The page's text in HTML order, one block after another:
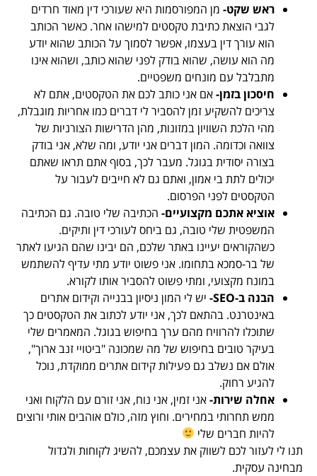
ראש שקט- מן המפורסמות היא שעורכי דין מאוד חרדים
לגבי הוצאת כתיבת טקסטים למישהו אחר. כאשר הכותב
הוא עורך דין בעצמו, אפשר לסמוך על הכותב שהוא יודע
מה הוא עושה, שהוא בודק לפני שהוא כותב, ושהוא אינו
מתבלבל עם מונחים משפטיים.
חיסכון בזמן-אם אני כותב לכם את הטקסטים, אתם לא
צריכים להשקיע זמן להסביר לי דברים כמו אחריות מוגבלת,
מהי הלכת השוויון במזונות, מהן הדרישות הצורניות של
צוואה וכדומה. המון דברים אני יודע, ומה שלא, אני בודק
בצורה יסודית בגוגל. מעבר לכך, בסוף אתם תראו שאתם
יכולים לתת בי אמון, ואתם גם לא חייבים לעבור על
הטקסטים לפני הפרסום.
אוציא אתכם מקצועיים- הכתיבה שלי טובה. גם הכתיבה
המשפטית שלי טובה, גם ביחס לעורכי דין ותיקים.
כשהקוראים יעיינו באתר שלכם, הם יבינו שהם הגיעו לאתר
של בר-סמכא בתחומו. אני פשוט יודע מתי עדיף להשתמש
במונח מקצועי, ומתי פשוט להסביר אותו לקורא.
הבנה ב-SEO-
יש לי המון ניסיון בבנייה וקידום אתרים
באינטרנט. בהתאם לכך, אני יודע לכתוב את הטקסטים כך
שתוכלו להרוויח מהם ערך בחיפוש בגוגל. המאמרים שלי
בעיקר טובים בחיפוש של מה שמכונה "ביטויי זנב ארוך",
אולם אם נשלב גם פעילות קידום אתרים ממוקדת, נוכל
להגיע רחוק.
אחלה שירות-אני זמין, אני נוח, אני זורם עם הלקוח ואני
ממש תחרותי במחירים. וחוץ מזה, כולם אוהבים אותי ורוצים
להיות חברים שלי
תנו לי לעזור לכם לשווק את עצמכם, להשיג לקוחות ולגדול
מבחינה עסקית.